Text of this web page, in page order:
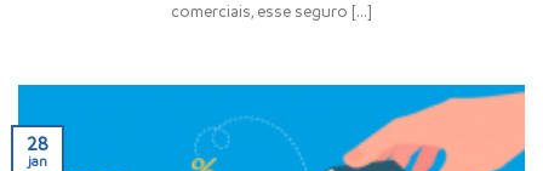
comerciais, esse seguro [...]
28
jan